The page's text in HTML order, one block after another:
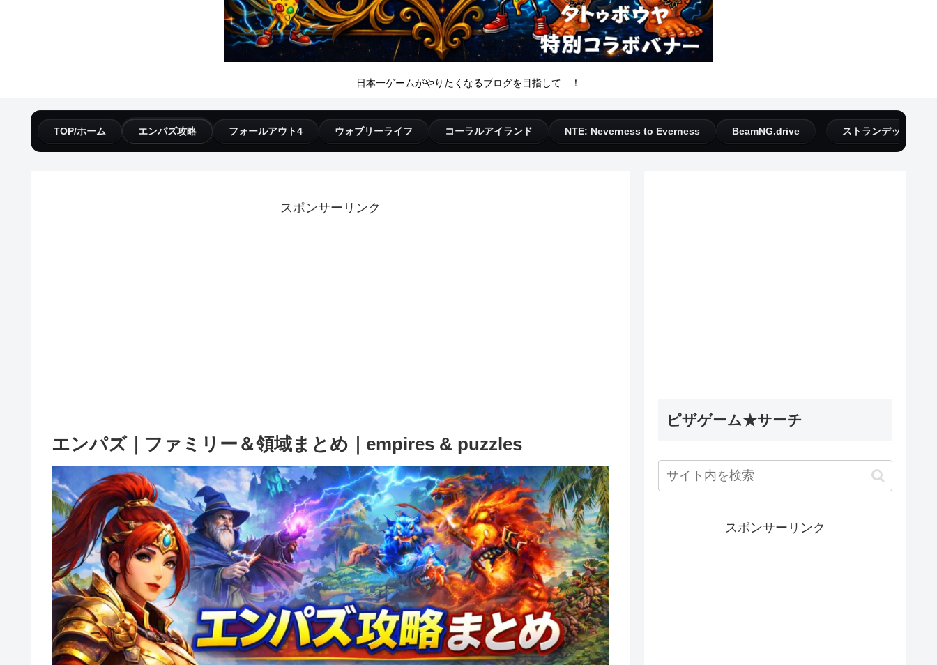
日本一ゲームがやりたくなるブログを目指して…！
TOP/ホーム エンパズ攻略 フォールアウト4 ウォブリーライフ コーラルアイランド NTE: Neverness to Everness BeamNG.drive ストランデッドディ
スポンサーリンク
エンパズ｜ファミリー＆領域まとめ｜empires & puzzles
ピザゲーム★サーチ
スポンサーリンク